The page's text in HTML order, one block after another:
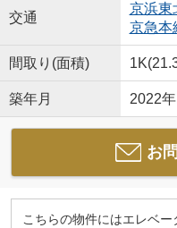
交通
京浜東
京急本
間取り(面積)
築年月 2022
お
こちらの物件にはエレベ